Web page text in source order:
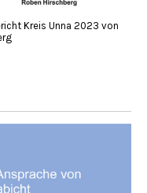
Kreis Unna 2023 von